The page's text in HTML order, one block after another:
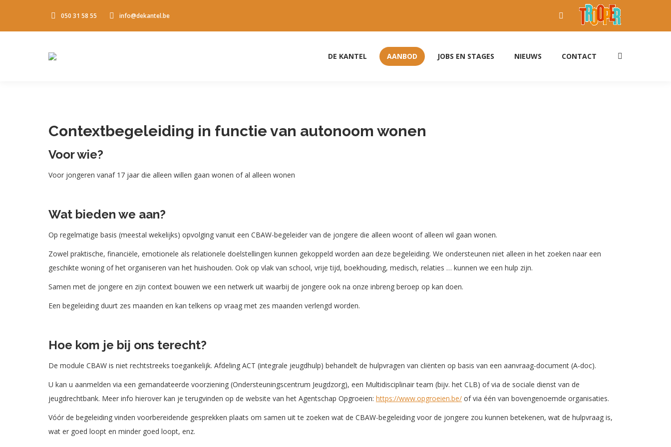
050 31 58 55 info@dekantel.be
Facebook
page
in
DE KANTEL AANBOD JOBS EN STAGES NIEUWS CONTACT Search:
Contextbegeleiding in functie van autonoom wonen
Voor wie?
Voor jongeren vanaf 17 jaar die alleen willen gaan wonen of al alleen wonen
Wat bieden we aan?
Op regelmatige basis (meestal wekelijks) opvolging vanuit een CBAW-begeleider van de jongere die alleen woont of alleen wil gaan wonen.
Zowel praktische, financiële, emotionele als relationele doelstellingen kunnen gekoppeld worden aan deze begeleiding. We ondersteunen niet alleen in het zoeken naar een
geschikte woning of het organiseren van het huishouden. Ook op vlak van school, vrije tijd, boekhouding, medisch, relaties … kunnen we een hulp zijn.
Samen met de jongere en zijn context bouwen we een netwerk uit waarbij de jongere ook na onze inbreng beroep op kan doen.
Een begeleiding duurt zes maanden en kan telkens op vraag met zes maanden verlengd worden.
Hoe kom je bij ons terecht?
De module CBAW is niet rechtstreeks toegankelijk. Afdeling ACT (integrale jeugdhulp) behandelt de hulpvragen van cliënten op basis van een aanvraag-document (A-doc).
U kan u aanmelden via een gemandateerde voorziening (Ondersteuningscentrum Jeugdzorg), een Multidisciplinair team (bijv. het CLB) of via de sociale dienst van de
jeugdrechtbank. Meer info hierover kan je terugvinden op de website van het Agentschap Opgroeien: https://www.opgroeien.be/ of via één van bovengenoemde organisaties.
Vóór de begeleiding vinden voorbereidende gesprekken plaats om samen uit te zoeken wat de CBAW-begeleiding voor de jongere zou kunnen betekenen, wat de hulpvraag is,
wat er goed loopt en minder goed loopt, enz.